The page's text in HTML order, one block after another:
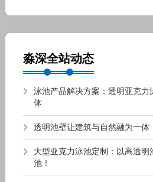
淼深全站动态
泳池产品解决方案：透明亚克力
体
透明池壁让建筑与自然融为一体
大型亚克力泳池定制：以高透明
池！